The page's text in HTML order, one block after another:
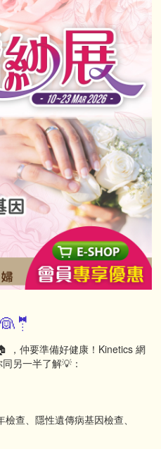
，仲要準備好健康！Kinetics 網
另一半了解💡：
查、隱性遺傳病基因檢查、